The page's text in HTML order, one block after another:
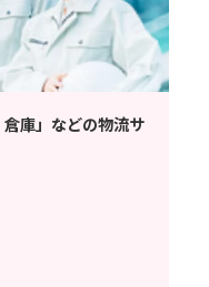
倉庫」などの物流サ